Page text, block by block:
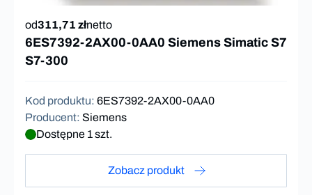
od311,71 złnetto
6ES7392-2AX00-0AA0 Siemens Simatic S7
S7-300
Kod produktu: 6ES7392-2AX00-0AA0
Producent: Siemens
Dostępne 1 szt.
Zobacz produkt